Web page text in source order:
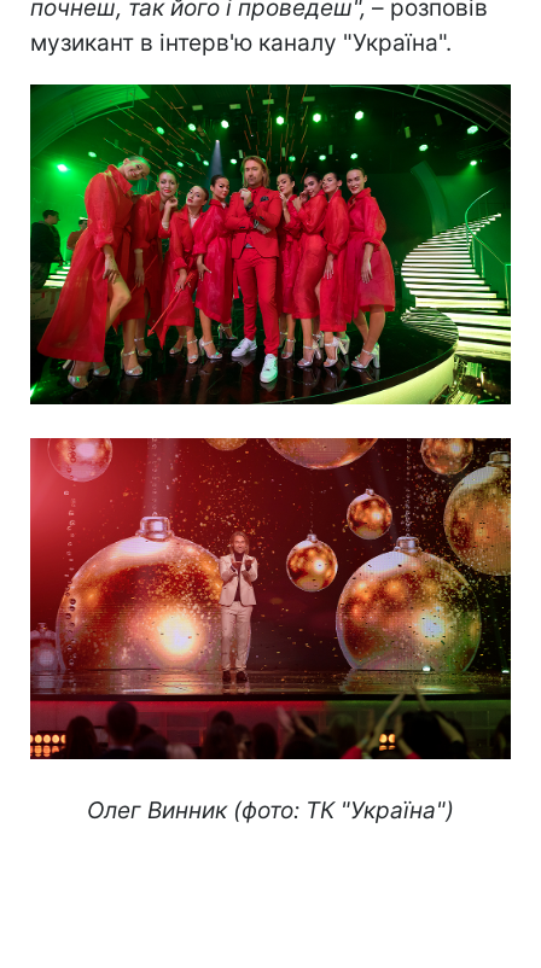
почнеш, так його і проведеш", – розповів
музикант в інтерв'ю каналу "Україна".
Олег Винник (фото: ТК "Україна")